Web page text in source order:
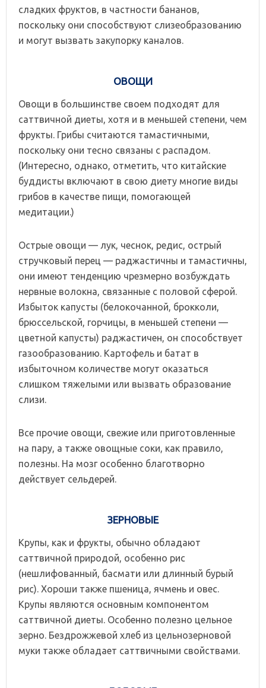
сладких фруктов, в частности бананов,
поскольку они способствуют слизеобразованию
и могут вызвать закупорку каналов.
ОВОЩИ
Овощи в большинстве своем подходят для
саттвичной диеты, хотя и в меньшей степени, чем
фрукты. Грибы считаются тамастичными,
поскольку они тесно связаны с распадом.
(Интересно, однако, отметить, что китайские
буддисты включают в свою диету многие виды
грибов в качестве пищи, помогающей
медитации.)
Острые овощи — лук, чеснок, редис, острый
стручковый перец — раджастичны и тамастичны,
они имеют тенденцию чрезмерно возбуждать
нервные волокна, связанные с половой сферой.
Избыток капусты (белокочанной, брокколи,
брюссельской, горчицы, в меньшей степени —
цветной капусты) раджастичен, он способствует
газообразованию. Картофель и батат в
избыточном количестве могут оказаться
слишком тяжелыми или вызвать образование
слизи.
Все прочие овощи, свежие или приготовленные
на пару, а также овощные соки, как правило,
полезны. На мозг особенно благотворно
действует сельдерей.
ЗЕРНОВЫЕ
Крупы, как и фрукты, обычно обладают
саттвичной природой, особенно рис
(нешлифованный, басмати или длинный бурый
рис). Хороши также пшеница, ячмень и овес.
Крупы являются основным компонентом
саттвичной диеты. Особенно полезно цельное
зерно. Бездрожжевой хлеб из цельнозерновой
муки также обладает саттвичными свойствами.